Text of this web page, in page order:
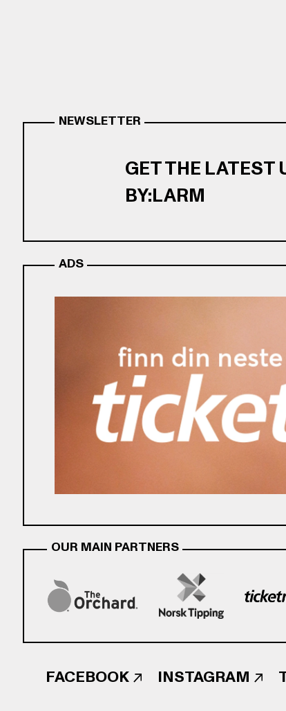
NEWSLETTER
GET THE LATEST
BY:LARM
ADS
OUR MAIN PARTNERS
FACEBOOK INSTAGRAM